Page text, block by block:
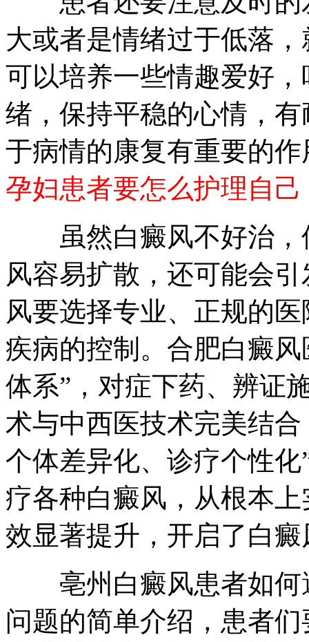
大或者是情绪过于低落
可以培养一些情趣爱好
绪，保持平稳的心情，
于病情的康复有重要的
孕妇患者要怎么护理自己
虽然白癜风不好治，
风容易扩散，还可能会
风要选择专业、正规的
疾病的控制。合肥白癜
体系”，对症下药、辨证
术与中西医技术完美结
个体差异化、诊疗个性
疗各种白癜风，从根本
效显著提升，开启了白
亳州白癜风患者如何
问题的简单介绍，患者